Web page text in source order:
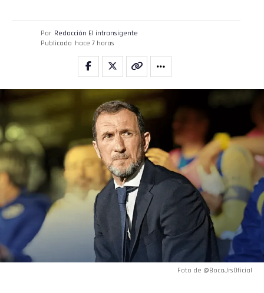
Por Redacción El intransigente
Publicado hace 7 horas
Foto de @BocaJrsOficial